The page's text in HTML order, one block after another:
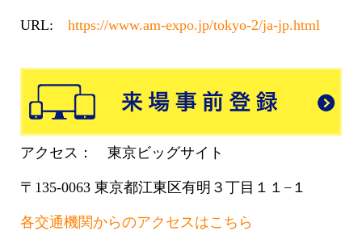
URL: https://www.am-expo.jp/tokyo-2/ja-jp.html
アクセス： 東京ビッグサイト
〒135-0063 東京都江東区有明３丁目１１−１
各交通機関からのアクセスはこちら